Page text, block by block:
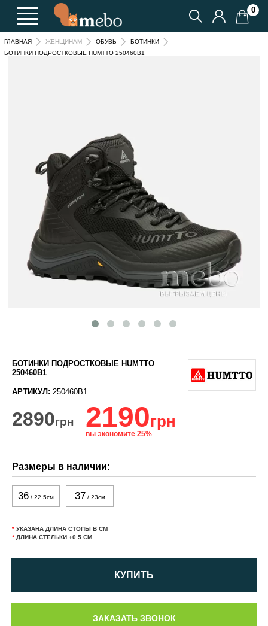
0
ГЛАВНАЯ ЖЕНЩИНАМ ОБУВЬ
БОТИНКИ
БОТИНКИ ПОДРОСТКОВЫЕ HUMTTO 250460B1
БОТИНКИ ПОДРОСТКОВЫЕ HUMTTO
250460B1
АРТИКУЛ: 250460B1
2890грн 2190грн
вы экономите 25%
Размеры в наличии:
36 / 22.5см 37 / 23см
* УКАЗАНА ДЛИНА СТОПЫ В СМ
* ДЛИНА СТЕЛЬКИ +0.5 СМ
КУПИТЬ